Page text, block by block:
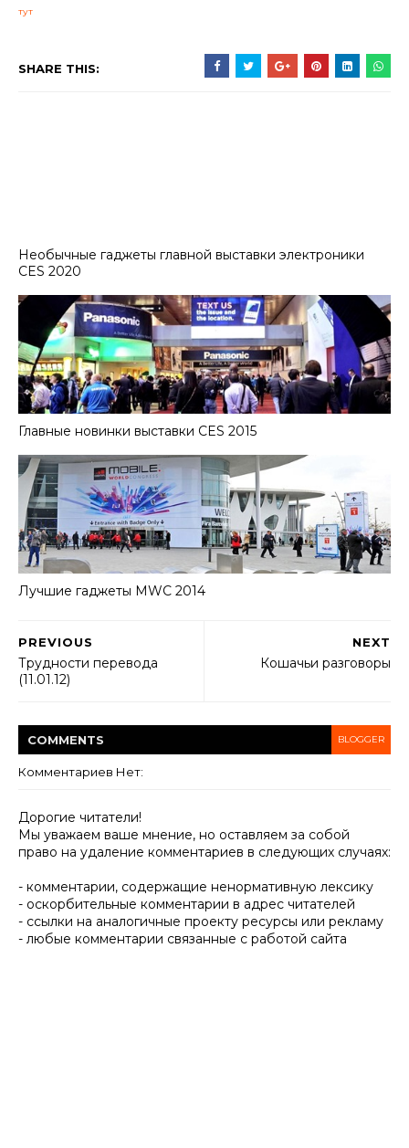
тут
SHARE THIS:
Необычные гаджеты главной выставки электроники
CES 2020
Главные новинки выставки CES 2015
Лучшие гаджеты MWC 2014
NEXT
Кошачьи разговоры
PREVIOUS
Трудности перевода
(11.01.12)
COMMENTS BLOGGER
Комментариев Нет:
Дорогие читатели!
Мы уважаем ваше мнение, но оставляем за собой
право на удаление комментариев в следующих случаях:
- комментарии, содержащие ненормативную лексику
- оскорбительные комментарии в адрес читателей
- ссылки на аналогичные проекту ресурсы или рекламу
- любые комментарии связанные с работой сайта